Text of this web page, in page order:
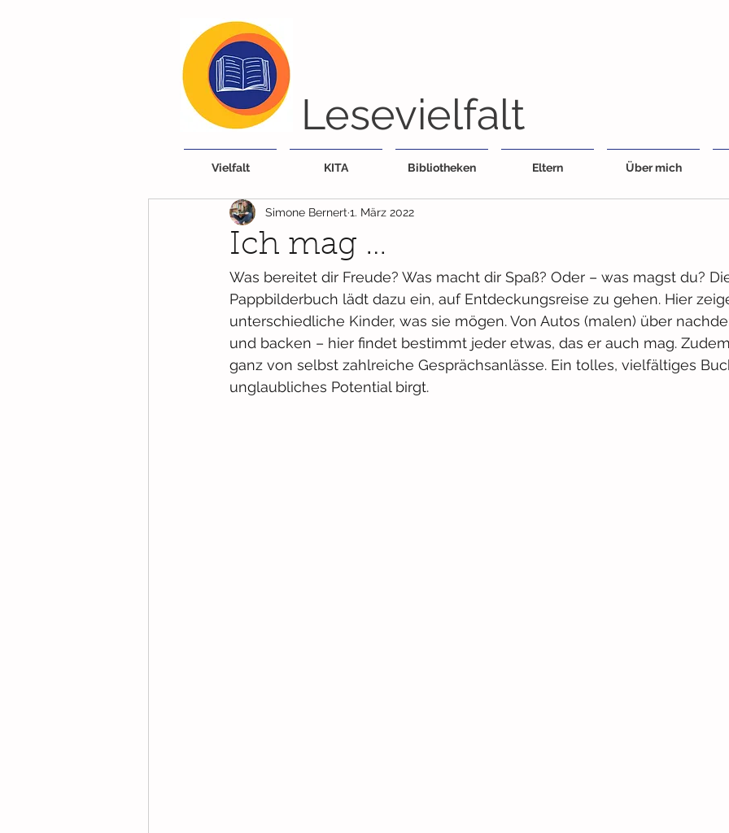
Lesevielfalt
Vielfalt KITA Bibliotheken Eltern Über mich
Ich mag …
Simone Bernert 1. März 2022
Was bereitet dir Freude? Was macht dir Spaß? Oder – was magst du?
Pappbilderbuch lädt dazu ein, auf Entdeckungsreise zu gehen. Hier
unterschiedliche Kinder, was sie mögen. Von Autos (malen) über
und backen – hier findet bestimmt jeder etwas, das er auch mag.
ganz von selbst zahlreiche Gesprächsanlässe. Ein tolles, vielfältiges
unglaubliches Potential birgt.